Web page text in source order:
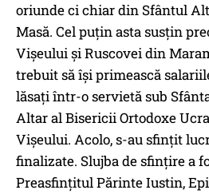
oriunde ci chiar din Sfântul
Masă. Cel puțin asta susțin
Vișeului și Ruscovei din
trebuit să își primească
lăsați într-o servietă sub
Altar al Bisericii Ortodoxe
Vișeului. Acolo, s-au sfințit
finalizate. Slujba de sfințire a
Preasfințitul Părinte Iustin,